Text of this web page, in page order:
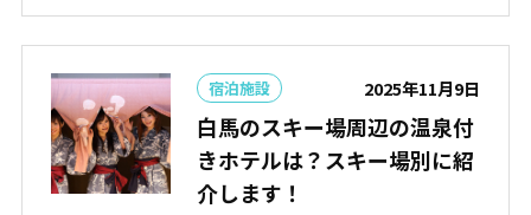
宿泊施設 2025年11月9日
白馬のスキー場周辺の温泉付
きホテルは？スキー場別に紹
介します！